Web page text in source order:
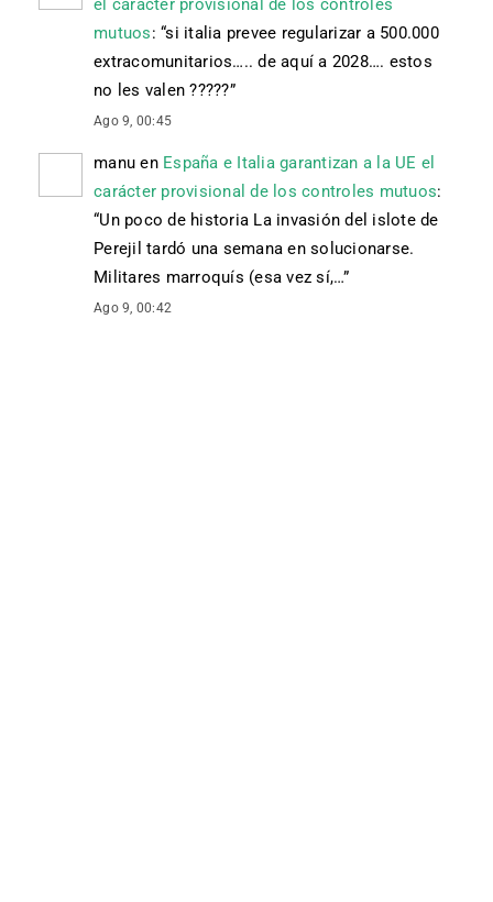
el carácter provisional de los controles
mutuos: “si italia prevee regularizar a 500.000
extracomunitarios….. de aquí a 2028…. estos
no les valen ?????”
Ago 9, 00:45
manu en España e Italia garantizan a la UE el
carácter provisional de los controles mutuos:
“Un poco de historia La invasión del islote de
Perejil tardó una semana en solucionarse.
Militares marroquís (esa vez sí,…”
Ago 9, 00:42